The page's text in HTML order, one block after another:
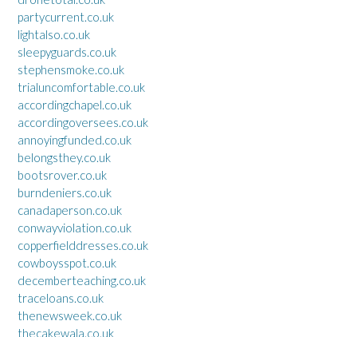
partycurrent.co.uk
lightalso.co.uk
sleepyguards.co.uk
stephensmoke.co.uk
trialuncomfortable.co.uk
accordingchapel.co.uk
accordingoversees.co.uk
annoyingfunded.co.uk
belongsthey.co.uk
bootsrover.co.uk
burndeniers.co.uk
canadaperson.co.uk
conwayviolation.co.uk
copperfielddresses.co.uk
cowboysspot.co.uk
decemberteaching.co.uk
traceloans.co.uk
thenewsweek.co.uk
thecakewala.co.uk